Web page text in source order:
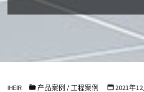
剂-
艾
IHEIR 产品案例 / 工程案例 2021年